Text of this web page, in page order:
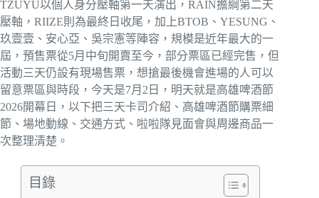
TZUYU以個人身分壓軸第一天演出，RAIN擔綱第二天
壓軸，RIIZE則為最終日收尾，加上BTOB、YESUNG、
玖壹壹、安心亞、吳宗憲等陣容，規模是近年最大的一
屆，預售票從5月中旬開賣至今，部分票區已經完售，但
活動三天仍設有現場售票，想搶最後機會進場的人可以
留意票區與時段，今天是7月2日，明天就是高雄啤酒節
2026開幕日，以下把三天卡司介紹、高雄啤酒節購票細
節、場地動線、交通方式、啦啦隊見面會與周邊商品一
次整理清楚。
目錄